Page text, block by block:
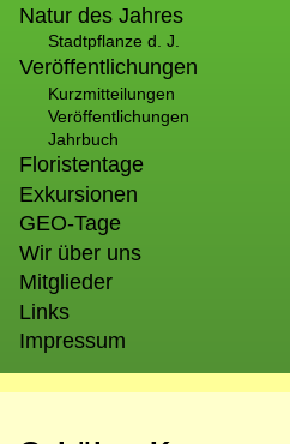
Natur des Jahres
Stadtpflanze d. J.
Veröffentlichungen
Kurzmitteilungen
Veröffentlichungen
Jahrbuch
Floristentage
Exkursionen
GEO-Tage
Wir über uns
Mitglieder
Links
Impressum